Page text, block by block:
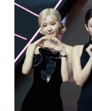
SAINS-TEKNO
KESEHATAN
INTERNASIONAL